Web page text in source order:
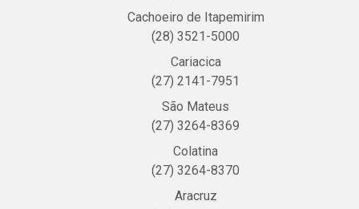
Cachoeiro de Itapemirim
(28) 3521-5000
Cariacica
(27) 2141-7951
São Mateus
(27) 3264-8369
Colatina
(27) 3264-8370
Aracruz